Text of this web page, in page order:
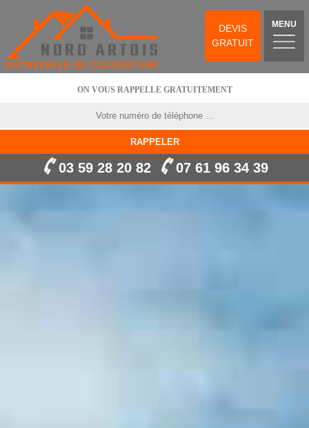
DEVIS
GRATUIT
MENU
ON VOUS RAPPELLE GRATUITEMENT
03 59 28 20 82 07 61 96 34 39